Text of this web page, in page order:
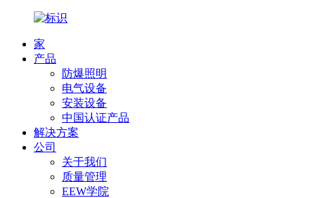
家
产品
防爆照明
电气设备
安装设备
中国认证产品
解决方案
公司
关于我们
质量管理
EEW学院